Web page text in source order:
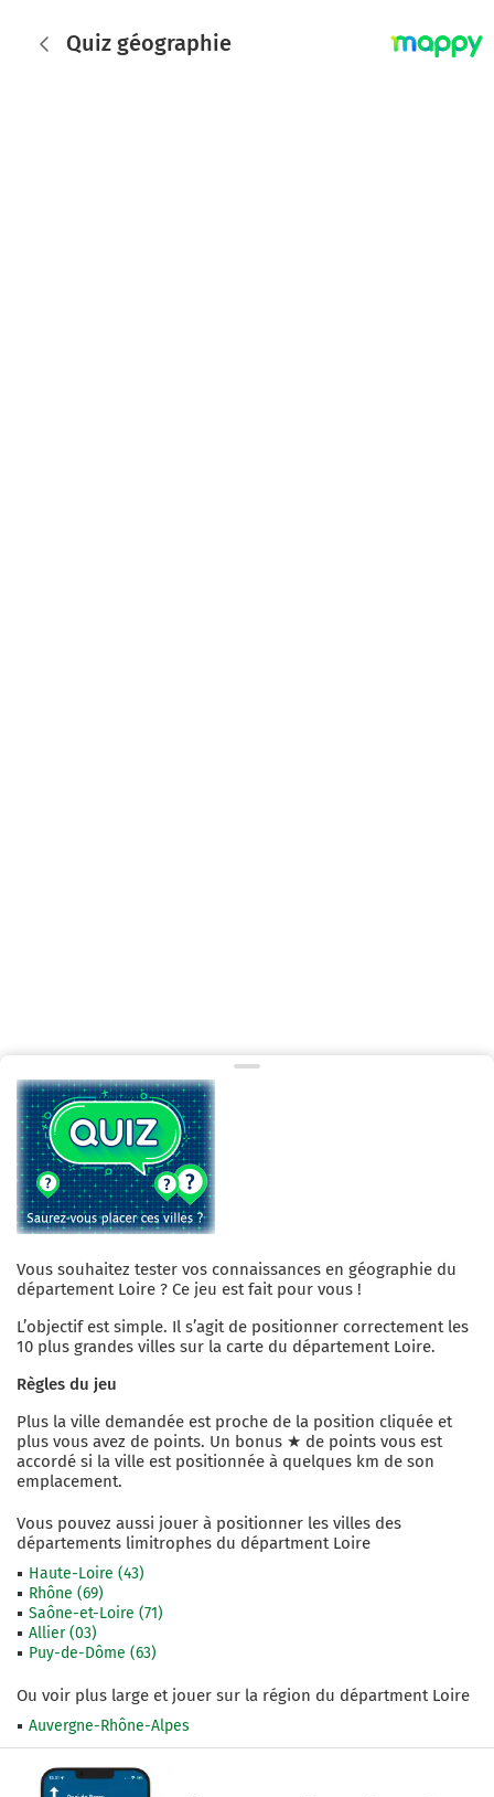
Quiz géographie
Vous souhaitez tester vos connaissances en géographie du
département Loire ? Ce jeu est fait pour vous !
L’objectif est simple. Il s’agit de positionner correctement les
10 plus grandes villes sur la carte du département Loire.
Règles du jeu
Plus la ville demandée est proche de la position cliquée et
plus vous avez de points. Un bonus ★ de points vous est
accordé si la ville est positionnée à quelques km de son
emplacement.
Vous pouvez aussi jouer à positionner les villes des
départements limitrophes du départment Loire
Haute-Loire (43)
Rhône (69)
Saône-et-Loire (71)
Allier(03)
Puy-de-Dôme (63)
Ou voir plus large et jouer sur la région du départment Loire
Auvergne-Rhône-Alpes